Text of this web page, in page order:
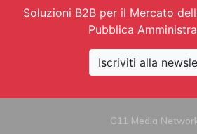
Soluzioni B2B per il Mercato
Pubblica
Iscriviti alla
G11 Media